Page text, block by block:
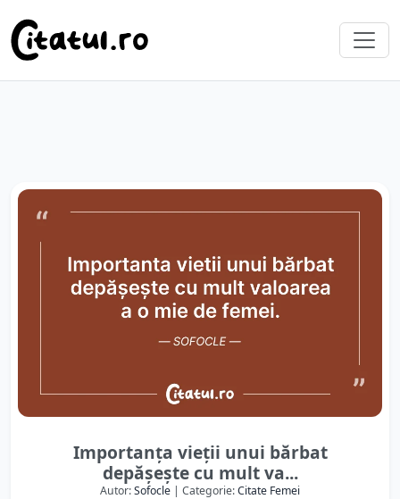
Importanța vieții unui bărbat
depășește cu mult va...
Autor:Sofocle | Categorie:Citate Femei